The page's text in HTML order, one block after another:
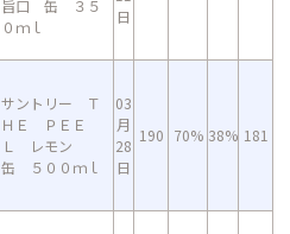
旨口 缶 ３５
０ｍｌ
日
サントリー Ｔ
ＨＥ ＰＥＥ
Ｌ レモン
缶 ５００ｍｌ
03
月
28
日
190 70% 38% 181